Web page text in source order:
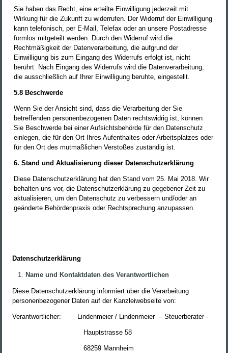
Sie haben das Recht, eine erteilte Einwilligung jederzeit mit
Wirkung für die Zukunft zu widerrufen. Der Widerruf der Einwilligung
kann telefonisch, per E-Mail, Telefax oder an unsere Postadresse
formlos mitgeteilt werden. Durch den Widerruf wird die
Rechtmäßigkeit der Datenverarbeitung, die aufgrund der
Einwilligung bis zum Eingang des Widerrufs erfolgt ist, nicht
berührt. Nach Eingang des Widerrufs wird die Datenverarbeitung,
die ausschließlich auf Ihrer Einwilligung beruhte, eingestellt.
5.8 Beschwerde
Wenn Sie der Ansicht sind, dass die Verarbeitung der Sie
betreffenden personenbezogenen Daten rechtswidrig ist, können
Sie Beschwerde bei einer Aufsichtsbehörde für den Datenschutz
einlegen, die für den Ort Ihres Aufenthaltes oder Arbeitsplatzes oder
für den Ort des mutmaßlichen Verstoßes zuständig ist.
6. Stand und Aktualisierung dieser Datenschutzerklärung
Diese Datenschutzerklärung hat den Stand vom 25. Mai 2018. Wir
behalten uns vor, die Datenschutzerklärung zu gegebener Zeit zu
aktualisieren, um den Datenschutz zu verbessern und/oder an
geänderte Behördenpraxis oder Rechtsprechung anzupassen.
Datenschutzerklärung
Name und Kontaktdaten des Verantwortlichen
Diese Datenschutzerklärung informiert über die Verarbeitung
personenbezogener Daten auf der Kanzleiwebseite von:
Verantwortlicher: Lindenmeier / Lindenmeier – Steuerberater -
Hauptstrasse 58
68259 Mannheim